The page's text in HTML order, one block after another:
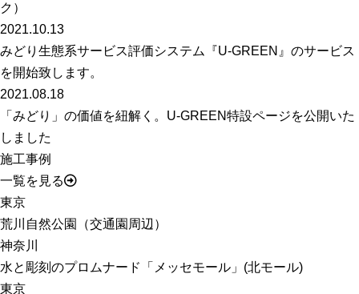
ク）
2021.10.13
みどり生態系サービス評価システム『U-GREEN』のサービス
を開始致します。
2021.08.18
「みどり」の価値を紐解く。U-GREEN特設ページを公開いた
しました
施工事例
一覧を見る
東京
荒川自然公園（交通園周辺）
神奈川
水と彫刻のプロムナード「メッセモール」(北モール)
東京